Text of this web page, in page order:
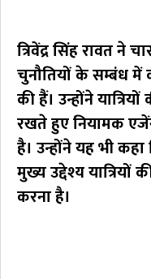
त्रिवेंद्र सिंह रावत ने
चुनौतियों के सम्बंध में
की हैं। उन्होंने
रखते हुए नियामक
है। उन्होंने यह भी
मुख्य उद्देश्य यात्रियों
करना है।